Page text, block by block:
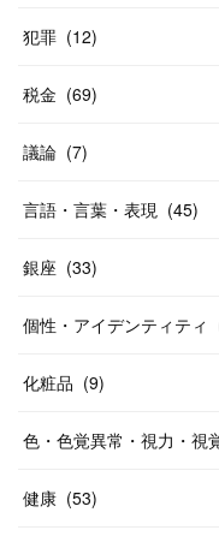
犯罪 (12)
税金 (69)
議論 (7)
言語・言葉・表現 (45)
銀座 (33)
個性・アイデンティティ
化粧品 (9)
色・色覚異常・視力・視
健康 (53)